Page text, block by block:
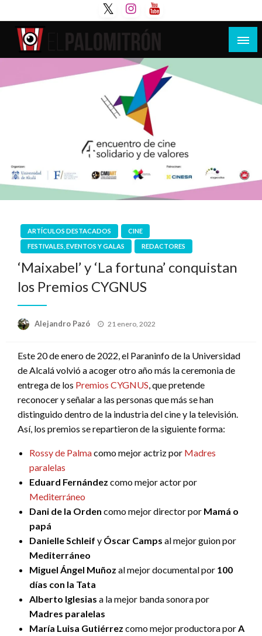
al
contenido
Tu espacio de la industria de cine española y
latinoamericana
ARTÍCULOS DESTACADOS
CINE
FESTIVALES, EVENTOS Y GALAS
REDACTORES
‘Maixabel’ y ‘La fortuna’ conquistan
los Premios CYGNUS
Alejandro Pazó
Publicado
21 enero, 2022
Este 20 de enero de 2022, el Paraninfo de la Universidad
de Alcalá volvió a acoger otro año más la ceremonia de
entrega de los Premios CYGNUS, que pretende
reconocer y señalar a las personas que más se han
distinguido dentro de la industria del cine y la televisión.
Así, los premios se repartieron de la siguiente forma:
Rossy de Palmacomo mejor actriz por Madres
paralelas
Eduard Fernández como mejor actor por
Mediterráneo
Dani de la Orden como mejor director por Mamá o
papá
Danielle Schleif y Óscar Camps al mejor guion por
Mediterráneo
Miguel Ángel Muñoz al mejor documental por 100
días con la Tata
Alberto Iglesias a la mejor banda sonora por
Madres paralelas
María Luisa Gutiérrez como mejor productora porA